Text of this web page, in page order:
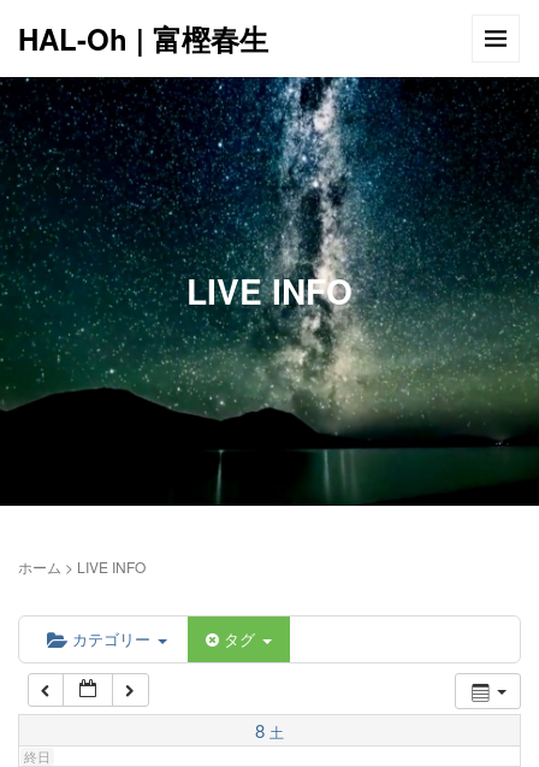
HAL-Oh | 富樫春生
LIVE INFO
ホーム > LIVE INFO
カテゴリー タグ
8 土
終日
12:00 AM
1:00 AM
2:00 AM
5:00 AM
6:00 AM
7:00 AM